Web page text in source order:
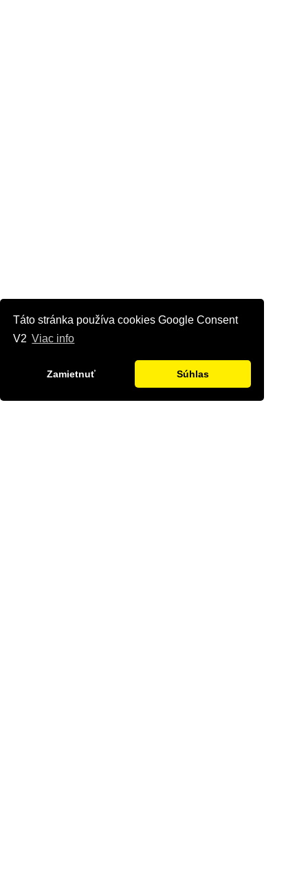
Táto stránka používa cookies Google Consent
V2 Viac info
Zamietnuť Súhlas